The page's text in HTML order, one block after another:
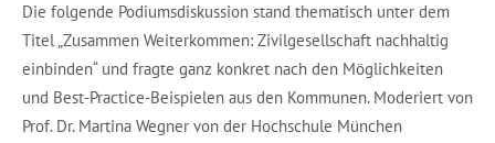
Die folgende Podiumsdiskussion stand thematisch unter dem
Titel „Zusammen Weiterkommen: Zivilgesellschaft nachhaltig
einbinden“ und fragte ganz konkret nach den Möglichkeiten
und Best-Practice-Beispielen aus den Kommunen. Moderiert von
Prof. Dr. Martina Wegner von der Hochschule München